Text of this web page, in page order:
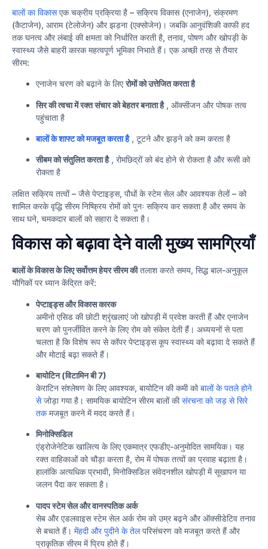
बालों का विकासएक चक्रीय प्रक्रिया है – सक्रिय विकास (एनाजेन), संक्रमण
(कैटाजेन), आराम (टेलोजेन) और झड़ना (एक्सोजेन)। जबकि आनुवंशिकी काफी हद
तक घनत्व और लंबाई की क्षमता को निर्धारित करती है, तनाव, पोषण और खोपड़ी के
स्वास्थ्य जैसे बाहरी कारक महत्वपूर्ण भूमिका निभाते हैं। एक अच्छी तरह से तैयार
सीरम:
एनाजेन चरण को बढ़ाने के लिएरोमों को उत्तेजित करता है
सिर की त्वचा में रक्त संचार को बेहतर बनाता है, ऑक्सीजन और पोषक तत्व
पहुंचाता है
बालों के शाफ्ट को मजबूत करता है, टूटने और झड़ने को कम करता है
सीबम को संतुलित करता है, रोमछिद्रों को बंद होने से रोकता है और रूसी को
रोकता है
लक्षित सक्रिय तत्वों – जैसे पेप्टाइड्स, पौधों के स्टेम सेल और आवश्यक तेलों – को
शामिल करके वृद्धि सीरम निष्क्रिय रोमों को पुनः सक्रिय कर सकता है और समय के
साथ घने, चमकदार बालों को सहारा दे सकता है।
विकास को बढ़ावा देने वाली मुख्य सामग्रियाँ
बालों के विकास के लिए सर्वोत्तम हेयर सीरम कीतलाश करते समय, सिद्ध बाल-अनुकूल
यौगिकों पर ध्यान केंद्रित करें:
पेप्टाइड्स और विकास कारक
अमीनो एसिड की छोटी श्रृंखलाएं जो खोपड़ी में प्रवेश करती हैं और एनाजेन
चरण को पुनर्जीवित करने के लिए रोम को संकेत देती हैं। अध्ययनों से पता
चलता है कि विशेष रूप से कॉपर पेप्टाइड्स कूप स्वास्थ्य को बढ़ावा दे सकते हैं
और मोटाई बढ़ा सकते हैं।
बायोटिन (विटामिन बी 7)
केराटिन संश्लेषण के लिए आवश्यक, बायोटिन की कमी कोबालों के पतले होने
सेजोड़ा गया है। सामयिक बायोटिन सीरम बालों कीसंरचना को जड़ से सिरे
तकमजबूत करने में मदद करते हैं।
मिनोक्सिडिल
एंड्रोजेनेटिक खालित्य के लिए एकमात्र एफडीए-अनुमोदित सामयिक। यह
रक्त वाहिकाओं को चौड़ा करता है, रोम में पोषक तत्वों का प्रवाह बढ़ाता है।
हालांकि अत्यधिक प्रभावी, मिनोक्सिडिल संवेदनशील खोपड़ी में सूखापन या
जलन पैदा कर सकता है।
पादप स्टेम सेल और वानस्पतिक अर्क
सेब और एडलवाइस स्टेम सेल अर्क रोम को उम्र बढ़ने और ऑक्सीडेटिव तनाव
से बचाते हैं। मेंहदी और पुदीने के तेलपरिसंचरण को मजबूत करते हैं और
प्राकृतिक सीरम में प्रिय होते हैं।